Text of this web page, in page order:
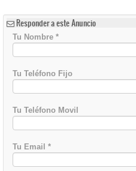
Responder a este Anuncio
Tu Nombre *
Tu Teléfono Fijo
Tu Teléfono Movil
Tu Email *